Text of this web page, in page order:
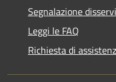
Segnalazione
Leggi le FAQ
Richiesta di